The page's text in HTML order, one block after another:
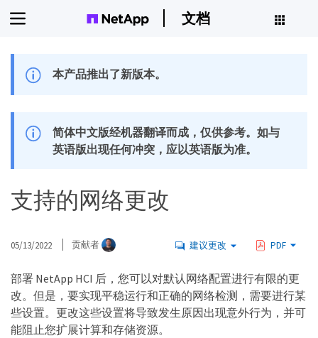
文档
本产品推出了新版本。
简体中文版经机器翻译而成，仅供参考。如与
英语版出现任何冲突，应以英语版为准。
支持的网络更改
05/13/2022 贡献者 建议更改 PDF
部署 NetApp HCI 后，您可以对默认网络配置进行有限的更
改。但是，要实现平稳运行和正确的网络检测，需要进行某
些设置。更改这些设置将导致发生原因出现意外行为，并可
能阻止您扩展计算和存储资源。